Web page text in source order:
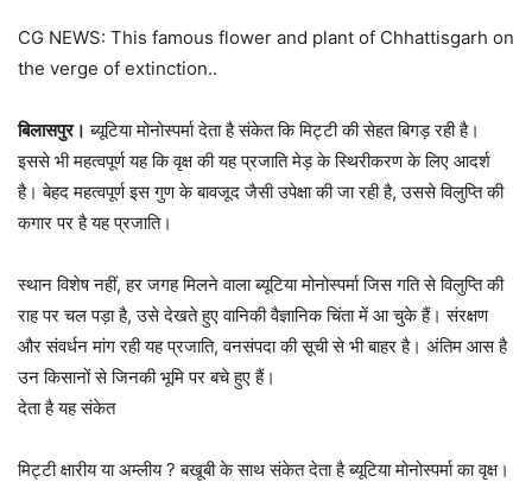
CG NEWS: This famous flower and plant of Chhattisgarh on
the verge of extinction..
बिलासपुर। ब्यूटिया मोनोस्पर्मा देता है संकेत कि मिट्टी की सेहत बिगड़ रही है।
इससे भी महत्वपूर्ण यह कि वृक्ष की यह प्रजाति मेड़ के स्थिरीकरण के लिए आदर्श
है। बेहद महत्वपूर्ण इस गुण के बावजूद जैसी उपेक्षा की जा रही है, उससे विलुप्ति की
कगार पर है यह प्रजाति।
स्थान विशेष नहीं, हर जगह मिलने वाला ब्यूटिया मोनोस्पर्मा जिस गति से विलुप्ति की
राह पर चल पड़ा है, उसे देखते हुए वानिकी वैज्ञानिक चिंता में आ चुके हैं। संरक्षण
और संवर्धन मांग रही यह प्रजाति, वनसंपदा की सूची से भी बाहर है। अंतिम आस है
उन किसानों से जिनकी भूमि पर बचे हुए हैं।
देता है यह संकेत
मिट्टी क्षारीय या अम्लीय ? बखूबी के साथ संकेत देता है ब्यूटिया मोनोस्पर्मा का वृक्ष।